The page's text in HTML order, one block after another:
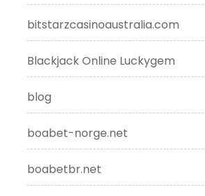
bitstarzcasinoaustralia.com
Blackjack Online Luckygem
blog
boabet-norge.net
boabetbr.net